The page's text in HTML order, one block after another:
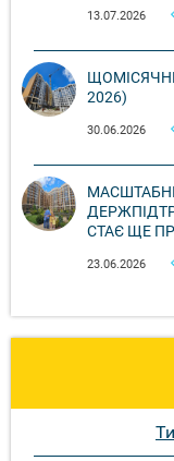
13.07.2026
2026)
30.06.2026
СТАЄ ЩЕ
23.06.2026